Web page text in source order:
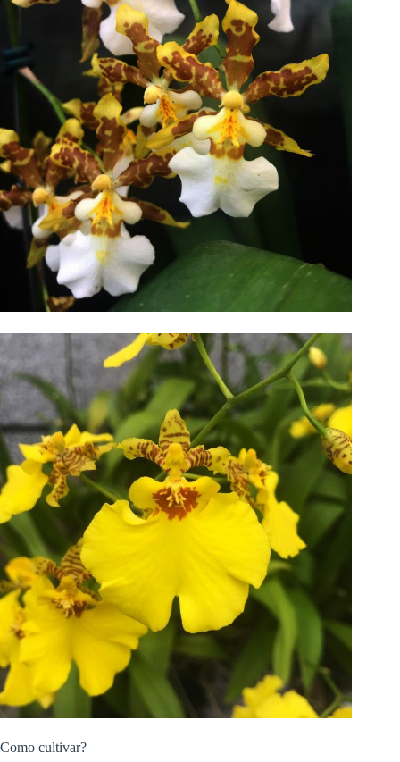
Como cultivar?